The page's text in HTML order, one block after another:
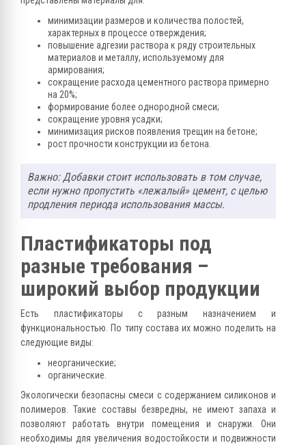
минимизации размеров и количества полостей,
характерных в процессе отверждения;
повышение адгезии раствора к ряду строительных
материалов и металлу, используемому для
армирования;
сокращение расхода цементного раствора примерно
на 20%;
формирование более однородной смеси;
сокращение уровня усадки;
минимизация рисков появления трещин на бетоне;
рост прочности конструкции из бетона.
Важно: Добавки стоит использовать в том случае,
если нужно пропустить «лежалый» цемент, с целью
продления периода использования массы.
Пластификаторы под
разные требования –
широкий выбор продукции
Есть пластификаторы с разным назначением и
функциональностью. По типу состава их можно поделить на
следующие виды:
неорганические;
органические.
Экологически безопасны смеси с содержанием силиконов и
полимеров. Такие составы безвредны, не имеют запаха и
позволяют работать внутри помещения и снаружи. Они
необходимы для увеличения водостойкости и подвижности